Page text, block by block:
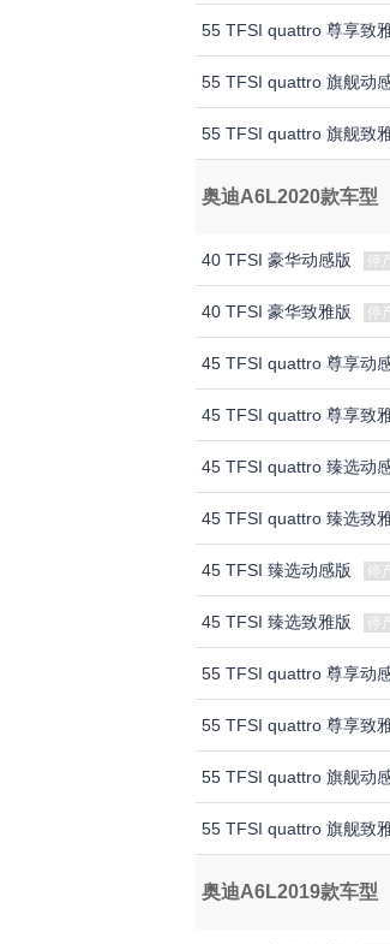
55 TFSI quattro 尊享致
55 TFSI quattro 旗舰动
55 TFSI quattro 旗舰致
奥迪A6L2020款车型
40 TFSI 豪华动感版 停产
40 TFSI 豪华致雅版 停产
45 TFSI quattro 尊享动
45 TFSI quattro 尊享致
45 TFSI quattro 臻选动
45 TFSI quattro 臻选致
45 TFSI 臻选动感版 停产
45 TFSI 臻选致雅版 停产
55 TFSI quattro 尊享动
55 TFSI quattro 尊享致
55 TFSI quattro 旗舰动
55 TFSI quattro 旗舰致
奥迪A6L2019款车型